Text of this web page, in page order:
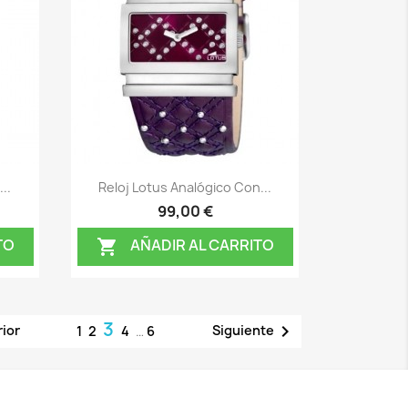
Vista rápida
Reloj Lotus Analógico Con...
99,00 €
 AÑADIR AL CARRITO
1 2 3 4 … 6 Siguiente 